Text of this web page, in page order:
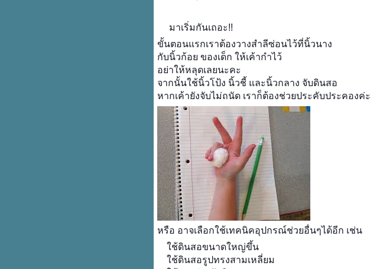
มาเริ่มกันเถอะ!!
ขั้นตอนแรกเราต้องวางสำลีซ่อนไว้ที่นิ้วนาง
กับนิ้วก้อย ของเด็ก ให้เค้ากำไว้
อย่าให้หลุดเลยนะคะ
จากนั้นใช้นิ้วโป้ง นิ้วชี้ และนิ้วกลาง จับดินสอ
หากเค้ายังจับไม่ถนัด เราก็ต้องช่วยประคับประคองค่ะ
หรือ อาจเลือกใช้เทคนิคอุปกรณ์ช่วยอื่นๆได้อีก เช่น
ช้ดินสอขนาดใหญ่ขึ้น
ช้ดินสอรูปทรงสามเหลี่ยม